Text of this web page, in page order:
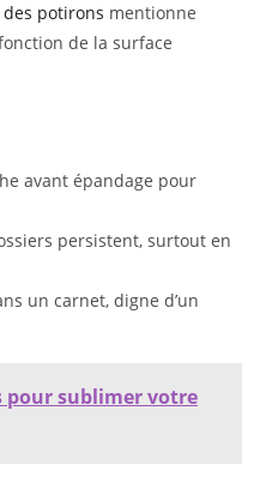
potirons mentionne
de la surface
avant épandage pour
persistent, surtout en
un carnet, digne d’un
pour sublimer votre